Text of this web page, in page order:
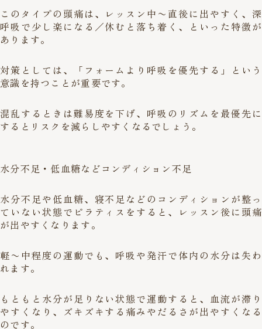
このタイプの頭痛は、レッスン中〜直後に出やすく、深
呼吸で少し楽になる／休むと落ち着く、といった特徴が
あります。
対策としては、「フォームより呼吸を優先する」という
意識を持つことが重要です。
混乱するときは難易度を下げ、呼吸のリズムを最優先に
するとリスクを減らしやすくなるでしょう。
水分不足・低血糖などコンディション不足
水分不足や低血糖、寝不足などのコンディションが整っ
ていない状態でピラティスをすると、レッスン後に頭痛
が出やすくなります。
軽〜中程度の運動でも、呼吸や発汗で体内の水分は失わ
れます。
もともと水分が足りない状態で運動すると、血流が滞り
やすくなり、ズキズキする痛みやだるさが出やすくなる
のです。